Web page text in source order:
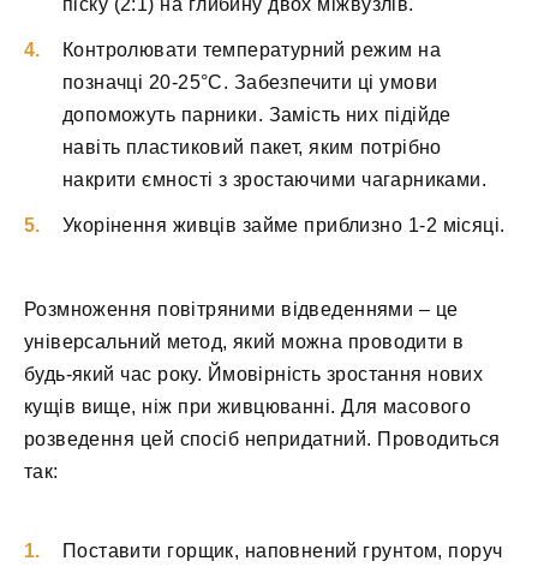
Контролювати температурний режим на
позначці 20-25°С. Забезпечити ці умови
допоможуть парники. Замість них підійде
навіть пластиковий пакет, яким потрібно
накрити ємності з зростаючими чагарниками.
Укорінення живців займе приблизно 1-2 місяці.
Розмноження повітряними відведеннями – це
універсальний метод, який можна проводити в
будь-який час року. Ймовірність зростання нових
кущів вище, ніж при живцюванні. Для масового
розведення цей спосіб непридатний. Проводиться
так:
Поставити горщик, наповнений грунтом, поруч